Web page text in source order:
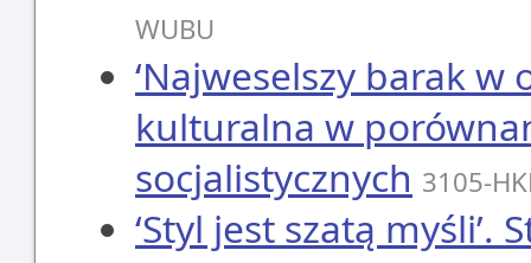
WUBU
‘Najweselszy barak w
kulturalna w
socjalistycznych 3105-
‘Styl jest szatą myśli’.